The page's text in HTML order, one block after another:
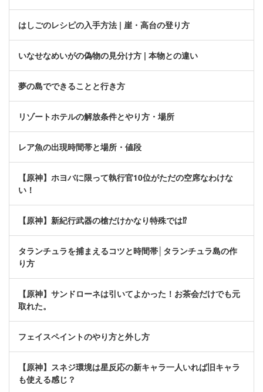
はしごのレシピの入手方法 | 崖・高台の登り方
いなせなめいがの偽物の見分け方 | 本物との違い
夢の島でできることと行き方
リゾートホテルの解放条件とやり方・場所
レア魚の出現時間帯と場所・値段
【原神】ホヨバに限って執行官10位がただの空席なわけな
い！
【原神】新紀行武器の槍だけかなり特殊では⁉
タランチュラを捕まえるコツと時間帯│タランチュラ島の作
り方
【原神】サンドローネは引いてよかった！お茶会だけでも元
取れた。
フェイスペイントのやり方と外し方
【原神】スネジ環境は星反応の新キャラ一人いれば旧キャラ
も使える感じ？